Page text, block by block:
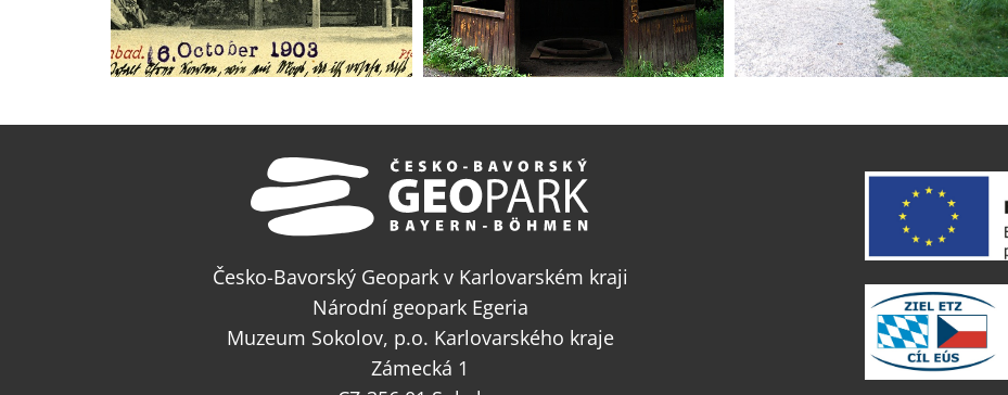
Česko-Bavorský Geopark v Karlovarském kraji
Národní geopark Egeria
Muzeum Sokolov, p.o. Karlovarského kraje
Zámecká 1